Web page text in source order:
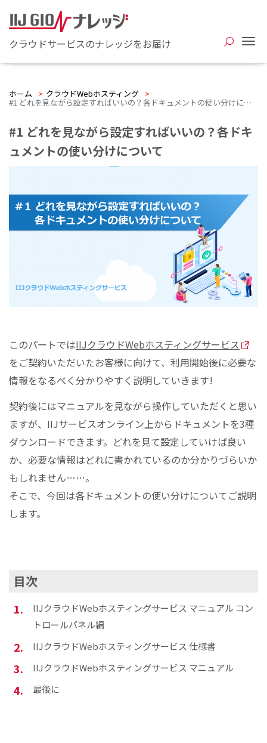
クラウドサービスのナレッジをお届け
ホーム > クラウドWebホスティング >
#1 どれを見ながら設定すればいいの？各ドキュメントの使い分けについて
#1 どれを見ながら設定すればいいの？各ドキ
ュメントの使い分けについて
このパートではIIJクラウドWebホスティングサービス
をご契約いただいたお客様に向けて、利用開始後に必要な
情報をなるべく分かりやすく説明していきます!
契約後にはマニュアルを見ながら操作していただくと思い
ますが、IIJサービスオンライン上からドキュメントを3種
ダウンロードできます。どれを見て設定していけば良い
か、必要な情報はどれに書かれているのか分かりづらいか
もしれません……。
そこで、今回は各ドキュメントの使い分けについてご説明
します。
目次
IIJクラウドWebホスティングサービス マニュアル コン
トロールパネル編
IIJクラウドWebホスティングサービス 仕様書
IIJクラウドWebホスティングサービス マニュアル
最後に